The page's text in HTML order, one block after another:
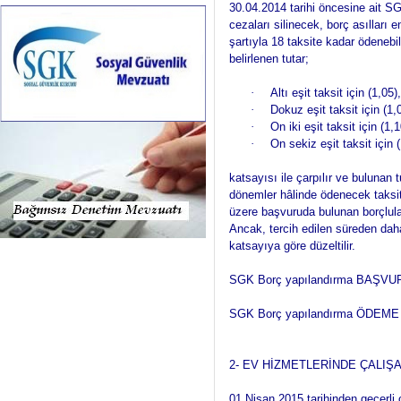
30.04.2014 tarihi öncesine ait
cezaları silinecek, borç asılları
şartıyla 18 taksite kadar
belirlenen tutar;
·
Altı eşit taksit için (1,05),
·
Dokuz eşit taksit için
·
On iki eşit taksit için
·
On sekiz eşit taksit için
katsayısı ile çarpılır ve
dönemler hâlinde ödenecek
üzere başvuruda bulunan
Ancak, tercih edilen süreden
katsayıya göre düzeltilir.
SGK Borç yapılandırma
SGK Borç yapılandırma
2- EV HİZMETLERİNDE